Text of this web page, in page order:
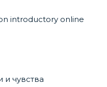
introductory online
чувства